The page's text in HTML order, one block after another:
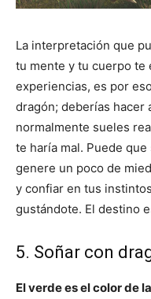
La interpretación que
tu mente y tu cuerpo te
experiencias, es por
dragón; deberías hacer
normalmente sueles
te haría mal. Puede
genere un poco de
y confiar en tus
gustándote. El destino
5. Soñar con
El verde es el color de